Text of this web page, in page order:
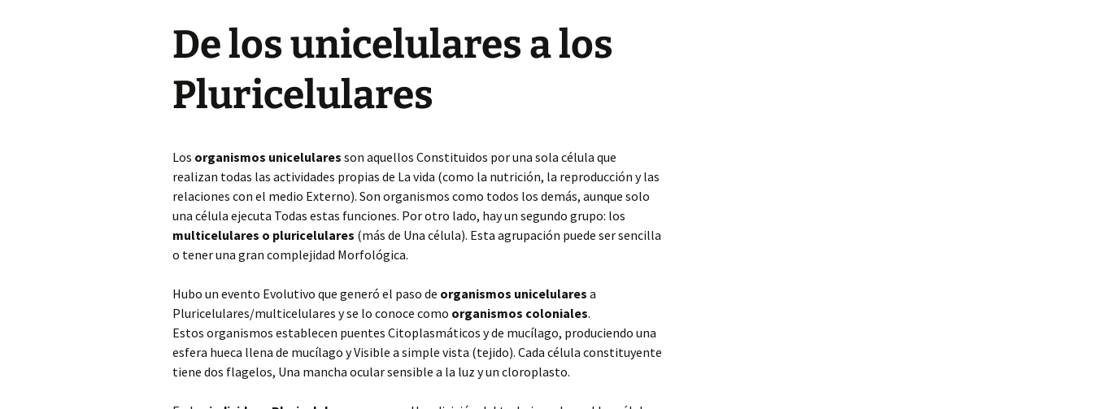
De los unicelulares a los
Pluricelulares
Los organismos unicelulares son aquellos Constituidos por una sola célula que
realizan todas las actividades propias de La vida (como la nutrición, la reproducción y las
relaciones con el medio Externo). Son organismos como todos los demás, aunque solo
una célula ejecuta Todas estas funciones. Por otro lado, hay un segundo grupo: los
multicelulares o pluricelulares (más de Una célula). Esta agrupación puede ser sencilla
o tener una gran complejidad Morfológica.
Hubo un evento Evolutivo que generó el paso de organismos unicelulares a
Pluricelulares/multicelulares y se lo conoce como organismos coloniales.
Estos organismos establecen puentes Citoplasmáticos y de mucílago, produciendo una
esfera hueca llena de mucílago y Visible a simple vista (tejido). Cada célula constituyente
tiene dos flagelos, Una mancha ocular sensible a la luz y un cloroplasto.